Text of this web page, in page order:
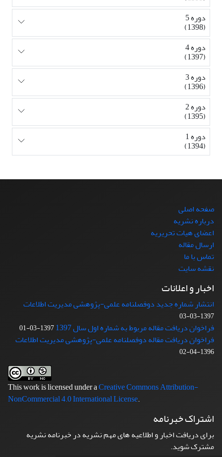
دوره 5
(1398)
دوره 4
(1397)
دوره 3
(1396)
دوره 2
(1395)
دوره 1
(1394)
صفحه اصلی
درباره نشریه
اعضای هیات تحریریه
ارسال مقاله
تماس با ما
نقشه سایت
اخبار و اعلانات
انتشار شماره جدید دوفصلنامه علمی-پژوهشی مدیریت اطلاعات
1397-03-03
فراخوان دریافت مقاله مربوط به شماره اول سال 1397 1397-03-01
فراخوان دریافت مقاله دوفصلنامه علمی-پژوهشی مدیریت اطلاعات
1396-04-02
This work is licensed under aCreative Commons Attribution-
NonCommercial 4.0 International License.
اشتراک خبرنامه
برای دریافت اخبار و اطلاعیه های مهم نشریه در خبرنامه نشریه
مشترک شوید.